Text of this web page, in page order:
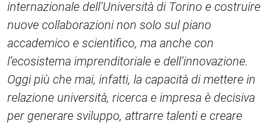
internazionale dell’Università di Torino e costruire
nuove collaborazioni non solo sul piano
accademico e scientifico, ma anche con
l’ecosistema imprenditoriale e dell’innovazione.
Oggi più che mai, infatti, la capacità di mettere in
relazione università, ricerca e impresa è decisiva
per generare sviluppo, attrarre talenti e creare